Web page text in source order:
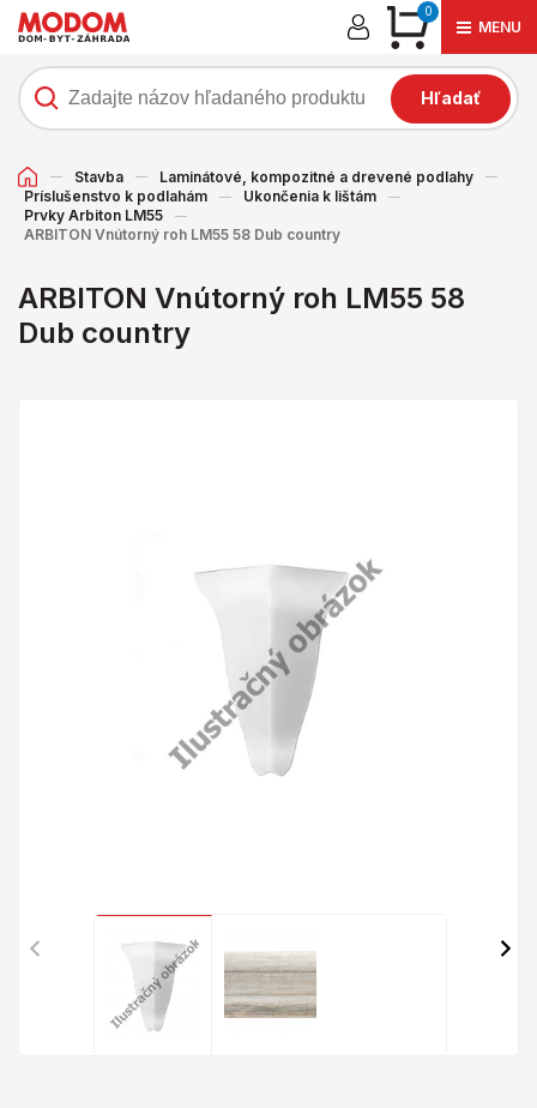
0
MENU
Hľadať
Stavba
Laminátové, kompozitné a drevené podlahy
Príslušenstvo k podlahám
Ukončenia k lištám
Prvky Arbiton LM55
ARBITON Vnútorný roh LM55 58 Dub country
ARBITON Vnútorný roh LM55 58
Dub country